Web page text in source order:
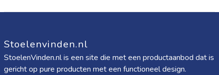
Stoelenvinden.nl
StoelenVinden.nl is een site die met een productaanbod dat is
gericht op pure producten met een functioneel design.